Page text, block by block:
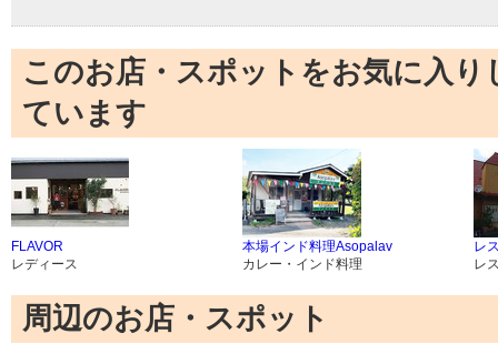
このお店・スポットをお気に入
ています
FLAVOR
レディース
本場インド料理Asopalav
カレー・インド料理
レ
レ
周辺のお店・スポット